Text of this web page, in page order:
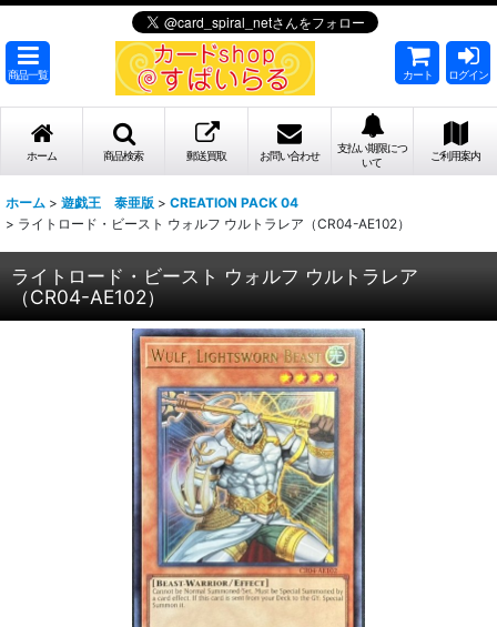
商品一覧 カート ログイン
ホーム 商品検索 郵送買取 お問い合わせ
支払い期限につ
いて
ご利用案内
ホーム > 遊戯王 泰亜版 > CREATION PACK 04
> ライトロード・ビースト ウォルフ ウルトラレア（CR04-AE102）
ライトロード・ビースト ウォルフ ウルトラレア
（CR04-AE102）